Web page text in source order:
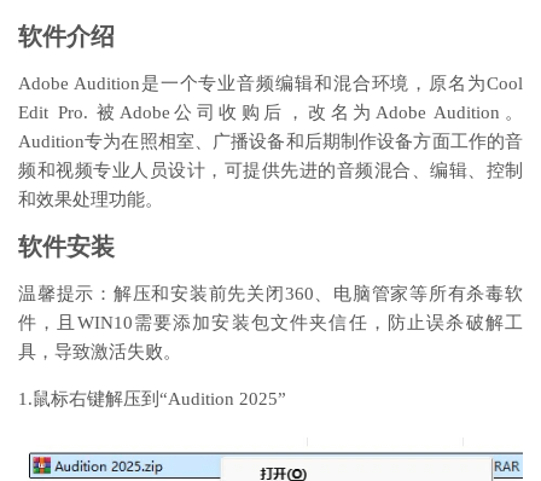
软件介绍
Adobe Audition是一个专业音频编辑和混合环境，原名为Cool
Edit Pro. 被Adobe公司收购后，改名为Adobe Audition。
Audition专为在照相室、广播设备和后期制作设备方面工作的音
频和视频专业人员设计，可提供先进的音频混合、编辑、控制
和效果处理功能。
软件安装
温馨提示：解压和安装前先关闭360、电脑管家等所有杀毒软
件，且WIN10需要添加安装包文件夹信任，防止误杀破解工
具，导致激活失败。
1.鼠标右键解压到“Audition 2025”